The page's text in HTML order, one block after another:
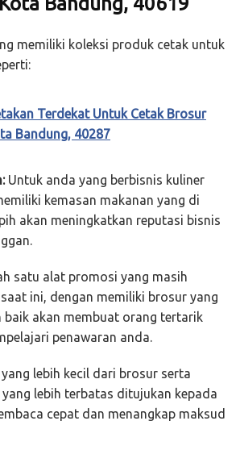
memiliki koleksi produk cetak untuk
Terdekat Untuk Cetak Brosur
Bandung, 40287
Untuk anda yang berbisnis kuliner
kemasan makanan yang di
akan meningkatkan reputasi bisnis
satu alat promosi yang masih
ini, dengan memiliki brosur yang
baik akan membuat orang tertarik
penawaran anda.
lebih kecil dari brosur serta
lebih terbatas ditujukan kepada
cepat dan menangkap maksud